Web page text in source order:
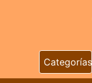
Categorías